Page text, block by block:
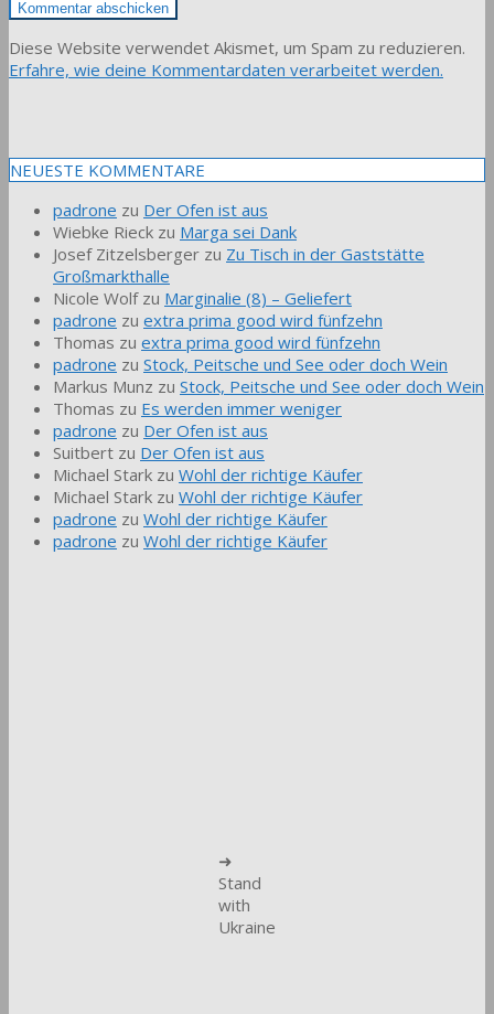
Diese Website verwendet Akismet, um Spam zu reduzieren.
Erfahre, wie deine Kommentardaten verarbeitet werden.
NEUESTE KOMMENTARE
padrone zu Der Ofen ist aus
Wiebke Rieck zu Marga sei Dank
Josef Zitzelsberger zu Zu Tisch in der Gaststätte
Großmarkthalle
Nicole Wolfzu Marginalie (8) – Geliefert
padrone zu extra prima good wird fünfzehn
Thomas zu extra prima good wird fünfzehn
padrone zu Stock, Peitsche und See oder doch Wein
Markus Munz zu Stock, Peitsche und See oder doch Wein
Thomas zu Es werden immer weniger
padrone zu Der Ofen ist aus
Suitbert zu Der Ofen ist aus
Michael Stark zu Wohl der richtige Käufer
Michael Stark zu Wohl der richtige Käufer
padrone zu Wohl der richtige Käufer
padrone zu Wohl der richtige Käufer
➜
Stand
with
Ukraine